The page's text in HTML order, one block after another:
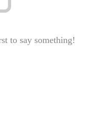
to say something!